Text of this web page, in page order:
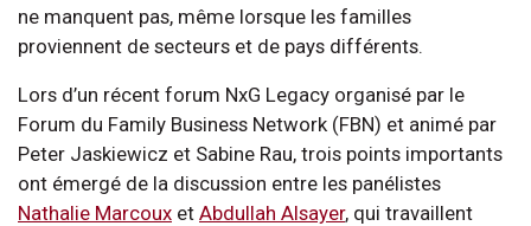
ne manquent pas, même lorsque les familles
proviennent de secteurs et de pays différents.
Lors d’un récent forum NxG Legacy organisé par le
Forum du Family Business Network (FBN) et animé par
Peter Jaskiewicz et Sabine Rau, trois points importants
ont émergé de la discussion entre les panélistes
Nathalie Marcoux et Abdullah Alsayer, qui travaillent